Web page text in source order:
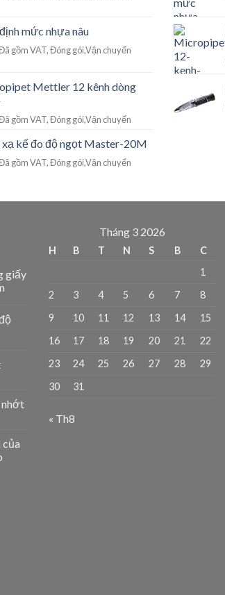
mức nhựa nâu
gồm VAT, Đóng gói,Vận chuyển
Mettler 12 kênh dòng
gồm VAT, Đóng gói,Vận chuyển
xạ kế đo độ ngọt Master-20M
gồm VAT, Đóng gói,Vận chuyển
giấy
nhớt
của
Tháng 3 2026
H B T N S B
C
1
2
3 4 5 6 7
8
9
10 11 12 13 14
15
16
17 18 19 20 21
22
23
24 25 26 27 28
29
30
31
« Th8